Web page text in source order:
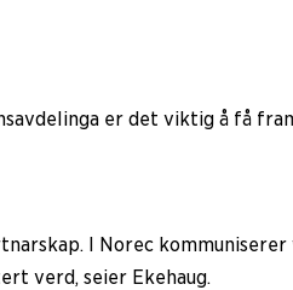
er det viktig å få
I Norec
verd, seier Ekehaug.